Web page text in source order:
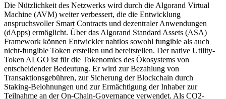
Die Nützlichkeit des Netzwerks wird durch die Algorand Virtual
Machine (AVM) weiter verbessert, die die Entwicklung
anspruchsvoller Smart Contracts und dezentraler Anwendungen
(dApps) ermöglicht. Über das Algorand Standard Assets (ASA)
Framework können Entwickler nahtlos sowohl fungible als auch
nicht-fungible Token erstellen und bereitstellen. Der native Utility-
Token ALGO ist für die Tokenomics des Ökosystems von
entscheidender Bedeutung. Er wird zur Bezahlung von
Transaktionsgebühren, zur Sicherung der Blockchain durch
Staking-Belohnungen und zur Ermächtigung der Inhaber zur
Teilnahme an der On-Chain-Governance verwendet. Als CO2-